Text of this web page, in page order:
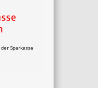
Sparkasse